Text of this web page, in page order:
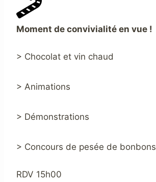
Moment de convivialité en vue !
> Chocolat et vin chaud
> Animations
> Démonstrations
> Concours de pesée de bonbons
RDV 15h00